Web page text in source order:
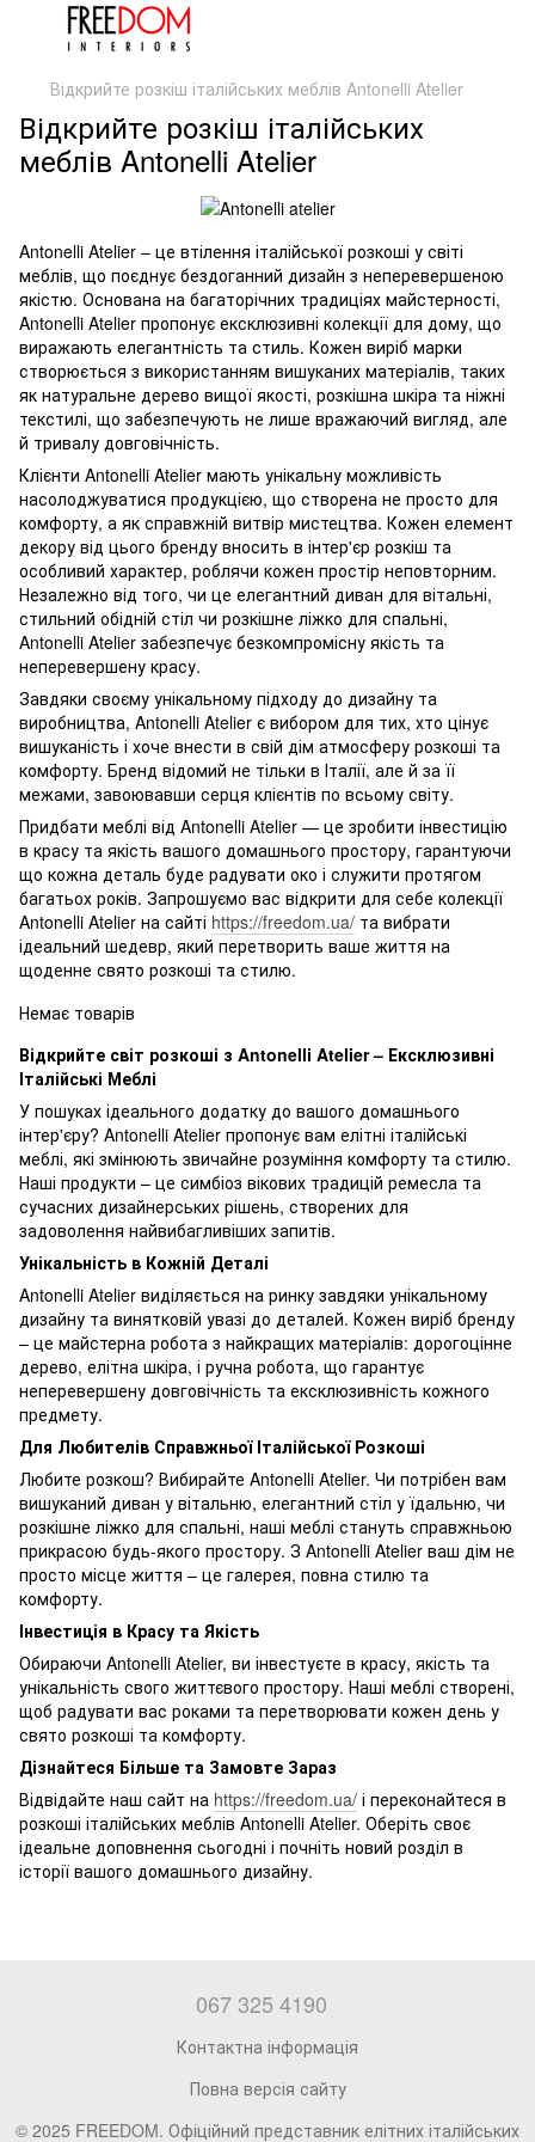
Відкрийте розкіш італійських меблів Antonelli Atelier
Відкрийте розкіш італійських
меблів Antonelli Atelier
Antonelli Atelier – це втілення італійської розкоші у світі
меблів, що поєднує бездоганний дизайн з неперевершеною
якістю. Основана на багаторічних традиціях майстерності,
Antonelli Atelier пропонує ексклюзивні колекції для дому, що
виражають елегантність та стиль. Кожен виріб марки
створюється з використанням вишуканих матеріалів, таких
як натуральне дерево вищої якості, розкішна шкіра та ніжні
текстилі, що забезпечують не лише вражаючий вигляд, але
й тривалу довговічність.
Клієнти Antonelli Atelier мають унікальну можливість
насолоджуватися продукцією, що створена не просто для
комфорту, а як справжній витвір мистецтва. Кожен елемент
декору від цього бренду вносить в інтер'єр розкіш та
особливий характер, роблячи кожен простір неповторним.
Незалежно від того, чи це елегантний диван для вітальні,
стильний обідній стіл чи розкішне ліжко для спальні,
Antonelli Atelier забезпечує безкомпромісну якість та
неперевершену красу.
Завдяки своєму унікальному підходу до дизайну та
виробництва, Antonelli Atelier є вибором для тих, хто цінує
вишуканість і хоче внести в свій дім атмосферу розкоші та
комфорту. Бренд відомий не тільки в Італії, але й за її
межами, завоювавши серця клієнтів по всьому світу.
Придбати меблі від Antonelli Atelier — це зробити інвестицію
в красу та якість вашого домашнього простору, гарантуючи
що кожна деталь буде радувати око і служити протягом
багатьох років. Запрошуємо вас відкрити для себе колекції
Antonelli Atelier на сайті https://freedom.ua/ та вибрати
ідеальний шедевр, який перетворить ваше життя на
щоденне свято розкоші та стилю.
Немає товарів
Відкрийте світ розкоші з Antonelli Atelier – Ексклюзивні
Італійські Меблі
У пошуках ідеального додатку до вашого домашнього
інтер'єру? Antonelli Atelier пропонує вам елітні італійські
меблі, які змінюють звичайне розуміння комфорту та стилю.
Наші продукти – це симбіоз вікових традицій ремесла та
сучасних дизайнерських рішень, створених для
задоволення найвибагливіших запитів.
Унікальність в Кожній Деталі
Antonelli Atelier виділяється на ринку завдяки унікальному
дизайну та винятковій увазі до деталей. Кожен виріб бренду
– це майстерна робота з найкращих матеріалів: дорогоцінне
дерево, елітна шкіра, і ручна робота, що гарантує
неперевершену довговічність та ексклюзивність кожного
предмету.
Для Любителів Справжньої Італійської Розкоші
Любите розкош? Вибирайте Antonelli Atelier. Чи потрібен вам
вишуканий диван у вітальню, елегантний стіл у їдальню, чи
розкішне ліжко для спальні, наші меблі стануть справжньою
прикрасою будь-якого простору. З Antonelli Atelier ваш дім не
просто місце життя – це галерея, повна стилю та
комфорту.
Інвестиція в Красу та Якість
Обираючи Antonelli Atelier, ви інвестуєте в красу, якість та
унікальність свого життєвого простору. Наші меблі створені,
щоб радувати вас роками та перетворювати кожен день у
свято розкоші та комфорту.
Дізнайтеся Більше та Замовте Зараз
Відвідайте наш сайт на https://freedom.ua/ і переконайтеся в
розкоші італійських меблів Antonelli Atelier. Оберіть своє
ідеальне доповнення сьогодні і почніть новий розділ в
історії вашого домашнього дизайну.
067 325 4190
Контактна інформація
Повна версія сайту
© 2025 FREEDOM. Офіційний представник елітних італійських